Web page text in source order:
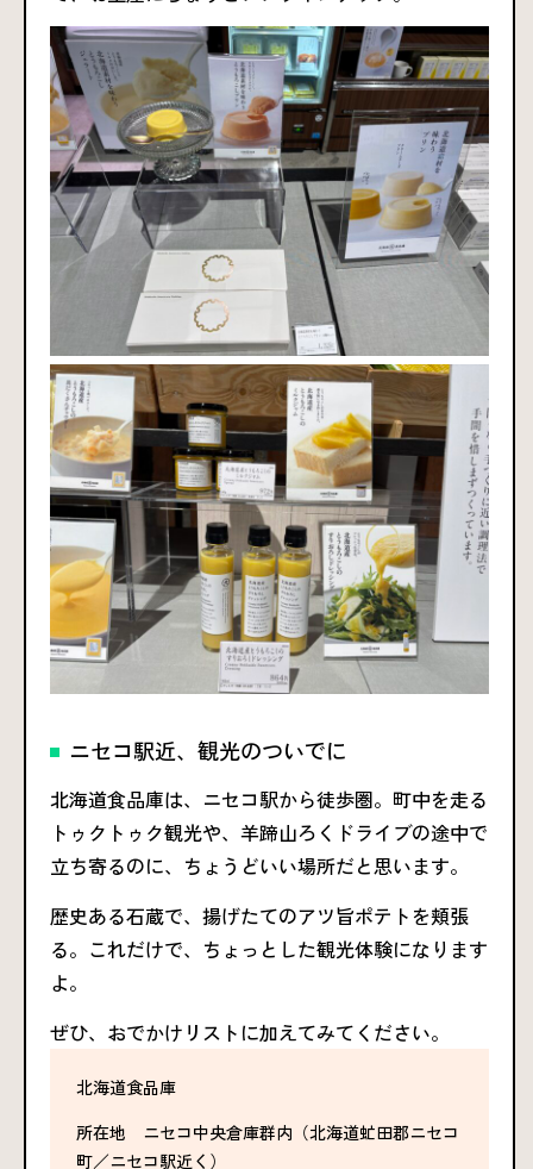
ニセコ駅近、観光のついでに
北海道食品庫は、ニセコ駅から徒歩圏。町中を走る
トゥクトゥク観光や、羊蹄山ろくドライブの途中で
立ち寄るのに、ちょうどいい場所だと思います。
歴史ある石蔵で、揚げたてのアツ旨ポテトを頬張
る。これだけで、ちょっとした観光体験になります
よ。
ぜひ、おでかけリストに加えてみてください。
北海道食品庫
所在地 ニセコ中央倉庫群内（北海道虻田郡ニセコ
町／ニセコ駅近く）